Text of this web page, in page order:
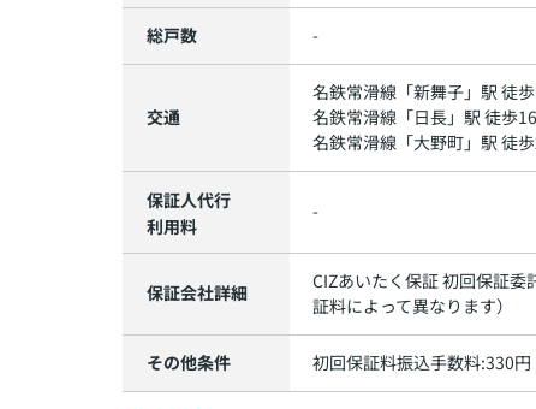
総戸数 -
交通
名鉄常滑線 「新舞子」駅 徒
名鉄常滑線 「日長」駅 徒歩
名鉄常滑線 「大野町」駅 徒
保証人代行
利用料
-
保証会社詳細
CIZあいたく保証 初回保証
証料によって異なります）
その他条件 初回保証料振込手数料:330円